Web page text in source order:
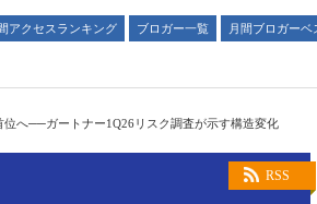
アクセスランキング ブロガー一覧
月間ブロガー
位へ──ガートナー1Q26リスク調査が示す構造変化
RSS